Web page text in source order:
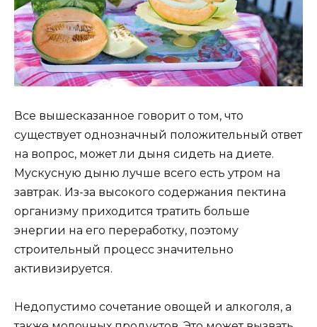
Все вышесказанное говорит о том, что
существует однозначный положительный ответ
на вопрос, может ли дыня сидеть на диете.
Мускусную дыню лучше всего есть утром на
завтрак. Из-за высокого содержания пектина
организму приходится тратить больше
энергии на его переработку, поэтому
строительный процесс значительно
активизируется.
Недопустимо сочетание овощей и алкоголя, а